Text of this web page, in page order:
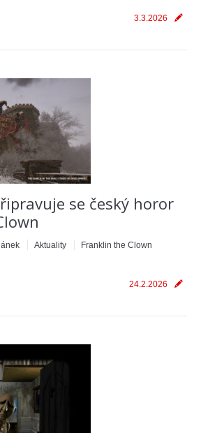
3.3.2026
se český horor
Aktuality
Franklin the Clown
24.2.2026